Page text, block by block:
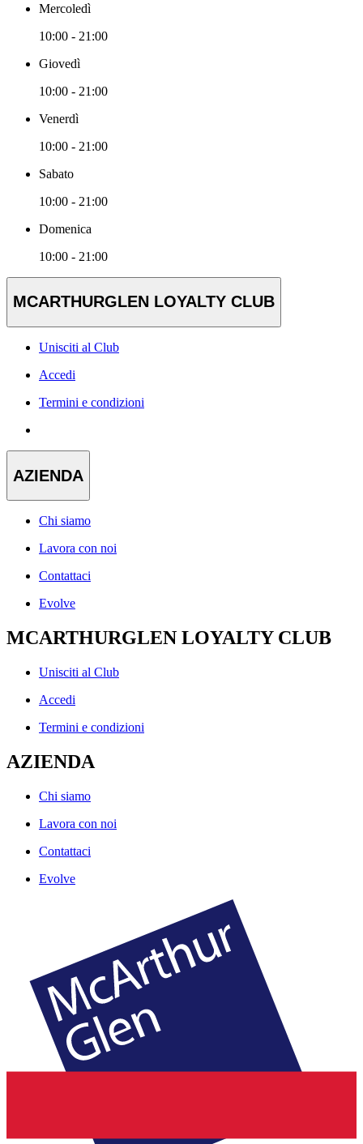
Mercoledì
10:00 - 21:00
Giovedì
10:00 - 21:00
Venerdì
10:00 - 21:00
Sabato
10:00 - 21:00
Domenica
10:00 - 21:00
MCARTHURGLEN LOYALTY CLUB
Unisciti al Club
Accedi
Termini e condizioni
AZIENDA
Chi siamo
Lavora con noi
Contattaci
Evolve
MCARTHURGLEN LOYALTY CLUB
Unisciti al Club
Accedi
Termini e condizioni
AZIENDA
Chi siamo
Lavora con noi
Contattaci
Evolve